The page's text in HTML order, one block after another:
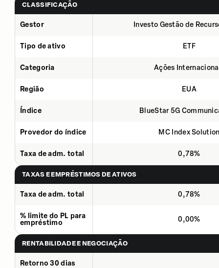
CLASSIFICAÇÃO
Gestor Investo Gestão de
Tipo de ativo ETF
Categoria Ações
Região EUA
Índice BlueStar 5G
Provedor do índice MC Index
Taxa de adm. total 0,78%
TAXAS E EMPRÉSTIMOS DE ATIVOS
Taxa de adm. total 0,78%
% limite do PL para
empréstimo
0,00%
RENTABILIDADE E NEGOCIAÇÃO
Retorno 30 dias